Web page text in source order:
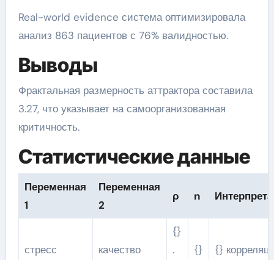
Real-world evidence система оптимизировала
анализ 863 пациентов с 76% валидностью.
Выводы
Фрактальная размерность аттрактора составила
3.27, что указывает на самоорганизованная
критичность.
Статистические данные
Переменная
1
Переменная
2
ρ n
стресс качество
{}
.
{} {}